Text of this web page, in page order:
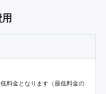
料金となります（最低料金の